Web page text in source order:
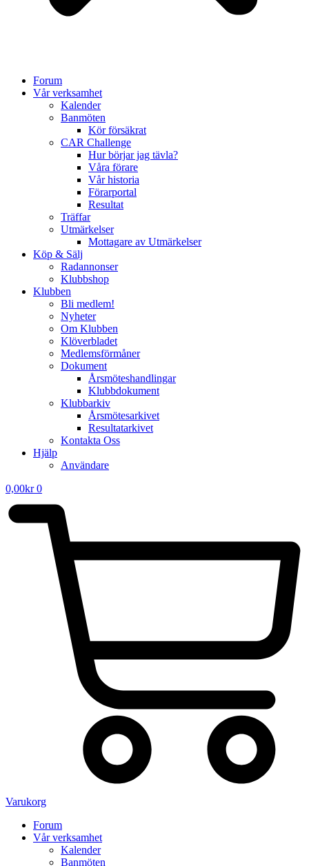
Forum
Vår verksamhet
Kalender
Banmöten
Kör försäkrat
CAR Challenge
Hur börjar jag tävla?
Våra förare
Vår historia
Förarportal
Resultat
Träffar
Utmärkelser
Mottagare av Utmärkelser
Köp & Sälj
Radannonser
Klubbshop
Klubben
Bli medlem!
Nyheter
Om Klubben
Klöverbladet
Medlemsförmåner
Dokument
Årsmöteshandlingar
Klubbdokument
Klubbarkiv
Årsmötesarkivet
Resultatarkivet
Kontakta Oss
Hjälp
Användare
0,00kr 0
Varukorg
Forum
Vår verksamhet
Kalender
Banmöten